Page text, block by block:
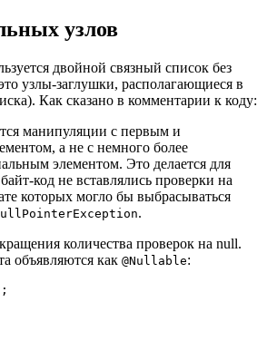
узлов
двойной связный список без
узлы-заглушки, располагающиеся в
Как сказано в комментарии к коду:
манипуляции с первым и
а не с немного более
элементом. Это делается для
код не вставлялись проверки на
которых могло бы выбрасываться
.
количества проверок на null.
объявляются как @Nullable: